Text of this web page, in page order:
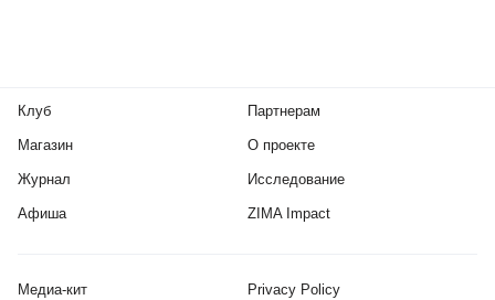
Клуб
Магазин
Журнал
Афиша
Партнерам
О проекте
Исследование
ZIMA Impact
Медиа-кит Privacy Policy